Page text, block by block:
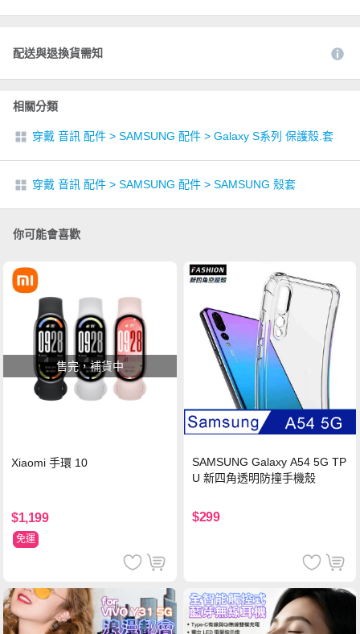
配送與退換貨需知
相關分類
穿戴 音訊 配件 > SAMSUNG 配件 > Galaxy S系列 保護殼.套
穿戴 音訊 配件 > SAMSUNG 配件 > SAMSUNG 殼套
你可能會喜歡
售完，補貨中
Xiaomi 手環 10
$1,199
免運
SAMSUNG Galaxy A54 5G TP
U 新四角透明防撞手機殼
$299